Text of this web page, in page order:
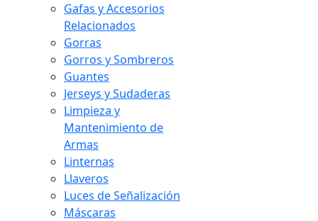
Gafas y Accesorios
Relacionados
Gorras
Gorros y Sombreros
Guantes
Jerseys y Sudaderas
Limpieza y
Mantenimiento de
Armas
Linternas
Llaveros
Luces de Señalización
Máscaras